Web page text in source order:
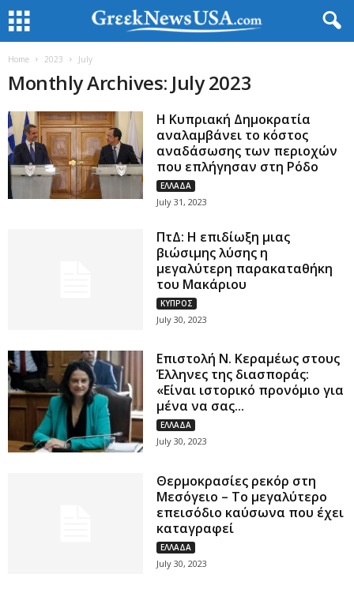
Home 2023 July
Monthly Archives: July 2023
Η Κυπριακή Δημοκρατία
αναλαμβάνει το κόστος
αναδάσωσης των περιοχών
που επλήγησαν στη Ρόδο
ΕΛΛΑΔΑ
July 31, 2023
ΠτΔ: Η επιδίωξη μιας
βιώσιμης λύσης η
μεγαλύτερη παρακαταθήκη
του Μακάριου
ΚΥΠΡΟΣ
July 30, 2023
Επιστολή Ν. Κεραμέως στους
Έλληνες της διασποράς:
«Είναι ιστορικό προνόμιο για
μένα να σας...
ΕΛΛΑΔΑ
July 30, 2023
Θερμοκρασίες ρεκόρ στη
Μεσόγειο – Το μεγαλύτερο
επεισόδιο καύσωνα που έχει
καταγραφεί
ΕΛΛΑΔΑ
July 30, 2023